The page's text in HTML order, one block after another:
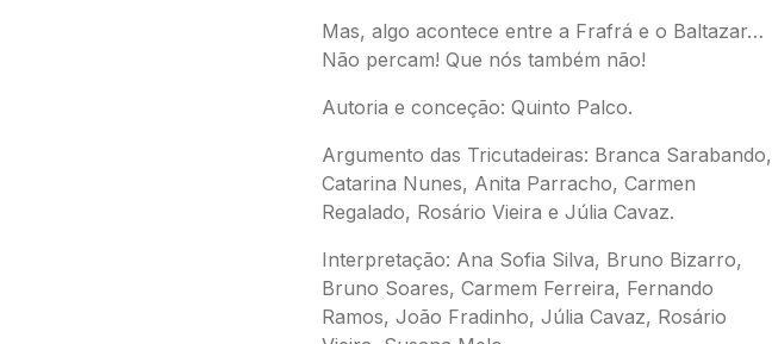
Mas, algo acontece entre a Frafrá e o Baltazar…
Não percam! Que nós também não!
Autoria e conceção: Quinto Palco.
Argumento das Tricutadeiras: Branca Sarabando,
Catarina Nunes, Anita Parracho, Carmen
Regalado, Rosário Vieira e Júlia Cavaz.
Interpretação: Ana Sofia Silva, Bruno Bizarro,
Bruno Soares, Carmem Ferreira, Fernando
Ramos, João Fradinho, Júlia Cavaz, Rosário